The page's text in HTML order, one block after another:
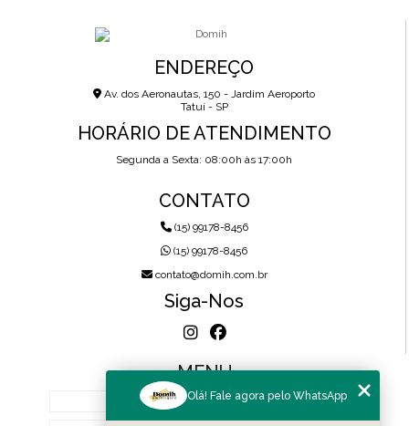
ENDEREÇO
Av. dos Aeronautas, 150 - Jardim Aeroporto
Tatuí - SP
HORÁRIO DE ATENDIMENTO
Segunda a Sexta: 08:00h às 17:00h
CONTATO
(15) 99178-8456
(15) 99178-8456
contato@domih.com.br
Siga-Nos
MENU
HOME
Olá! Fale agora pelo WhatsApp